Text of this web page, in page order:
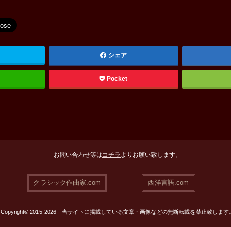
シェア
Pocket
お問い合わせ等は コチラ よりお願い致します。
クラシック作曲家.com 西洋言語.com
Copyright© 2015-2026 当サイトに掲載している文章・画像などの無断転載を禁止致します。